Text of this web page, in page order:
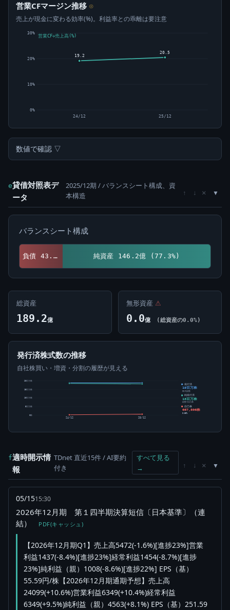
営業CFマージン推移 ⊙
売上が現金に変わる効率(%)。利益率との乖離は要注意
0%
10%
20%
30%
19.2
24/12
20.5
25/12
営業CF÷売上高(%)
数値で確認 ▽
e貸借対照表デ
ータ
2025/12期 / バランスシート構成、資
本構造
↑ ↓ ×
バランスシート構成
負債 43.0億 (22.7%) 純資産 146.2億 (77.3%)
総資産
189.2億
無形資産 ⚠
0.0億 (総資産の0.0%)
発行済株式数の推移
自社株買い・増資・分割の履歴が見える
0株
5百万株
10百万株
15百万株
20百万株
24/12 25/12
発行済
19百万株
株式総数
純発行済
18百万株
総数-自己株
自己株
667,806株
3.55%
f適時開示情
報
TDnet 直近15件 / AI要約
付き
すべて見る
→
↑ ↓ ×
05/1515:30
2026年12月期 第１四半期決算短信〔日本基準〕（連
結）
PDF(キャッシュ)
【2026年12月期Q1】売上高5472(-1.6%)[進捗23%]営業
利益1437(-8.4%)[進捗23%]経常利益1454(-8.7%)[進捗
23%]純利益（親）1008(-8.6%)[進捗22%] EPS（基）
55.59円/株【2026年12月期通期予想】売上高
24099(+10.6%)営業利益6349(+10.4%)経常利益
6349(+9.5%)純利益（親）4563(+8.1%) EPS（基）251.59